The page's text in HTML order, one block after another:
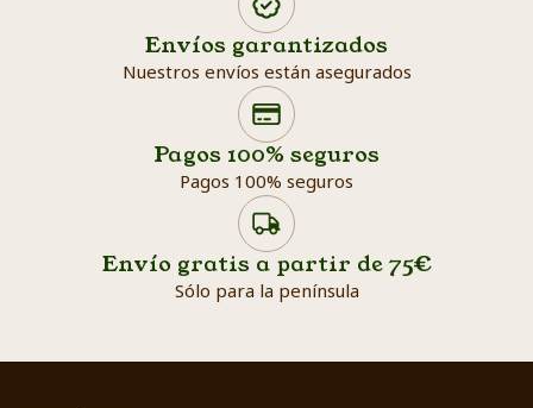
Envíos garantizados
Nuestros envíos están asegurados
Pagos 100% seguros
Pagos 100% seguros
Envío gratis a partir de 75€
Sólo para la península
Search products